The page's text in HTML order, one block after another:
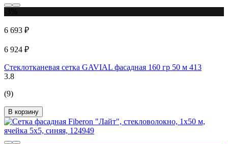
6 693 ₽
6 924 ₽
Стеклотканевая сетка GAVIAL фасадная 160 гр 50 м 413
3.8
(9)
В корзину